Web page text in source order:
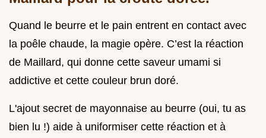
Quand le beurre et le pain entrent en contact avec
la poêle chaude, la magie opère. C’est la réaction
de Maillard, qui donne cette saveur umami si
addictive et cette couleur brun doré.
L'ajout secret de mayonnaise au beurre (oui, tu as
bien lu !) aide à uniformiser cette réaction et à